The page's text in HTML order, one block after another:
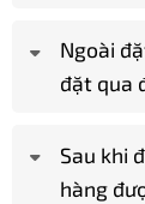
Ngoài
đặt qua
Sau khi
hàng